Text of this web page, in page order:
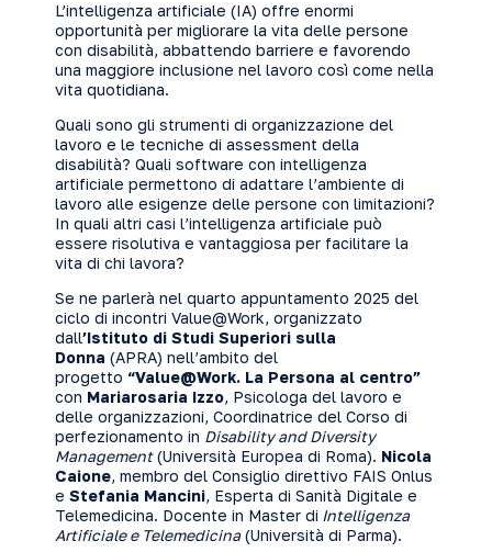
L’intelligenza artificiale (IA) offre enormi
opportunità per migliorare la vita delle persone
con disabilità, abbattendo barriere e favorendo
una maggiore inclusione nel lavoro così come nella
vita quotidiana.
Quali sono gli strumenti di organizzazione del
lavoro e le tecniche di assessment della
disabilità? Quali software con intelligenza
artificiale permettono di adattare l’ambiente di
lavoro alle esigenze delle persone con limitazioni?
In quali altri casi l’intelligenza artificiale può
essere risolutiva e vantaggiosa per facilitare la
vita di chi lavora?
Se ne parlerà nel quarto appuntamento 2025 del
ciclo di incontri Value@Work, organizzato
dall’Istituto di Studi Superiori sulla
Donna (APRA) nell’ambito del
progetto “Value@Work. La Persona al centro”
con Mariarosaria Izzo, Psicologa del lavoro e
delle organizzazioni, Coordinatrice del Corso di
perfezionamento in Disability and Diversity
Management(Università Europea di Roma). Nicola
Caione, membro del Consiglio direttivo FAIS Onlus
e Stefania Mancini, Esperta di Sanità Digitale e
Telemedicina. Docente in Master di Intelligenza
Artificiale e Telemedicina(Università di Parma).